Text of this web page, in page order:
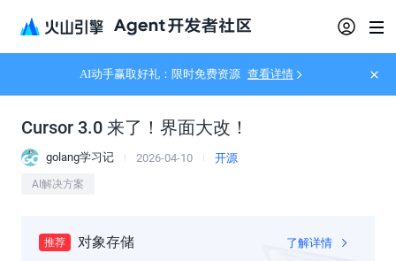
AI动手赢取好礼：限时免费资源 查看详情
Cursor 3.0 来了！界面大改！
golang学习记 2026-04-10 开源
AI解决方案
推荐 对象存储 了解详情